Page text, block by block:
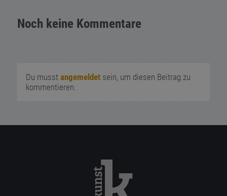
Noch keine Kommentare
Du musst angemeldetsein, um diesen Beitrag zu
kommentieren.